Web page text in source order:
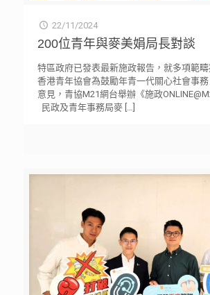
22/11/2024
200位青年與麥美娟局長對談
特區政府已發表最新施政報告，就多項範疇
香港青年協會為鼓勵年青一代關心社會事
意見，青協M21網台舉辦《施政
民政及青年事務局麥[…]